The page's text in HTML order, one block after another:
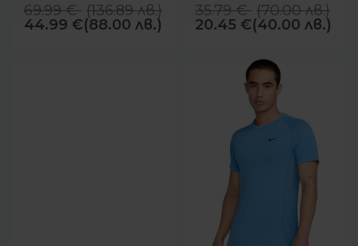
69.99€ (136.89лв.)
44.99 €(88.00 лв.)
35.79€ (70.00лв.)
20.45 €(40.00 лв.)